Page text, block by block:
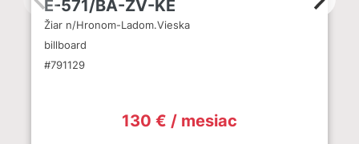
E-571/BA-ZV-KE
Žiar n/Hronom-Ladom.Vieska
billboard
#791129
130 € / mesiac